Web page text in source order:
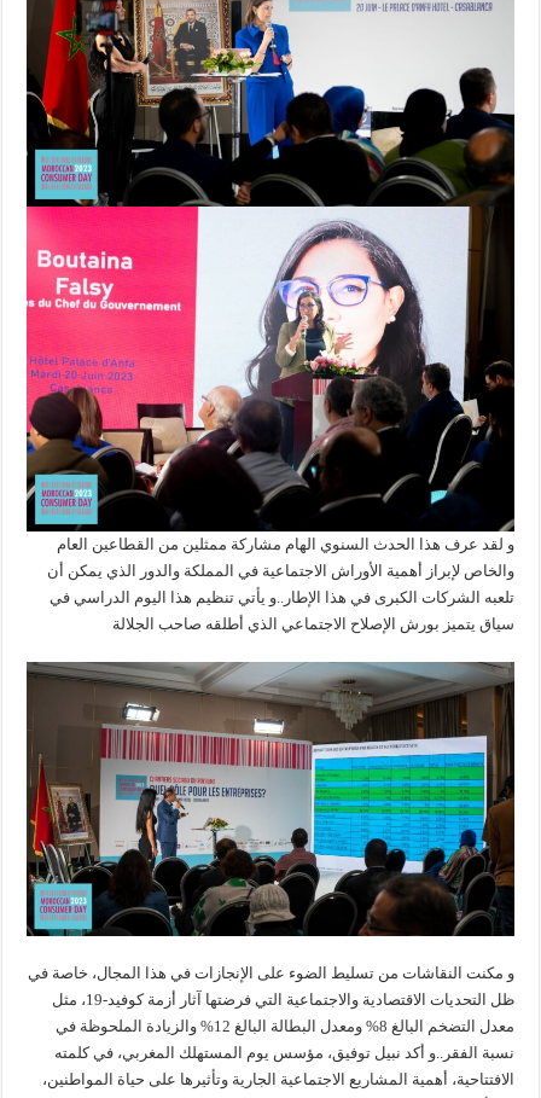
و لقد عرف هذا الحدث السنوي الهام مشاركة ممثلين من القطاعين العام
والخاص لإبراز أهمية الأوراش الاجتماعية في المملكة والدور الذي يمكن أن
تلعبه الشركات الكبرى في هذا الإطار..و يأتي تنظيم هذا اليوم الدراسي في
سياق يتميز بورش الإصلاح الاجتماعي الذي أطلقه صاحب الجلالة
و مكنت النقاشات من تسليط الضوء على الإنجازات في هذا المجال، خاصة في
ظل التحديات الاقتصادية والاجتماعية التي فرضتها آثار أزمة كوفيد-19، مثل
معدل التضخم البالغ 8% ومعدل البطالة البالغ 12% والزيادة الملحوظة في
نسبة الفقر..و أكد نبيل توفيق، مؤسس يوم المستهلك المغربي، في كلمته
الافتتاحية، أهمية المشاريع الاجتماعية الجارية وتأثيرها على حياة المواطنين،